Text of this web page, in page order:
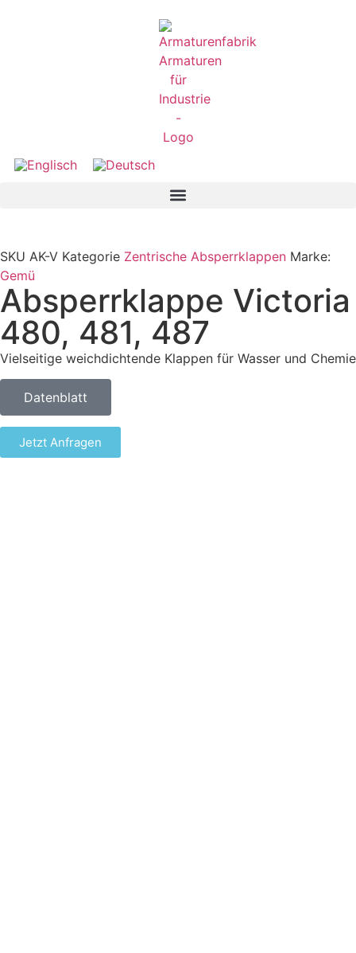
SKU AK-V Kategorie Zentrische Absperrklappen Marke:
Gemü
Absperrklappe Victoria
480, 481, 487
Vielseitige weichdichtende Klappen für Wasser und Chemie
Datenblatt
Jetzt Anfragen